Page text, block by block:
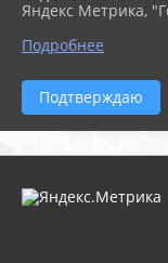
Конечно,
Яндекс Метрика,
Подробнее
Подтверждаю